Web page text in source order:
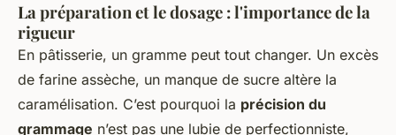
La préparation et le dosage : l'importance de la
rigueur
En pâtisserie, un gramme peut tout changer. Un excès
de farine assèche, un manque de sucre altère la
caramélisation. C’est pourquoi la précision du
grammage n’est pas une lubie de perfectionniste,